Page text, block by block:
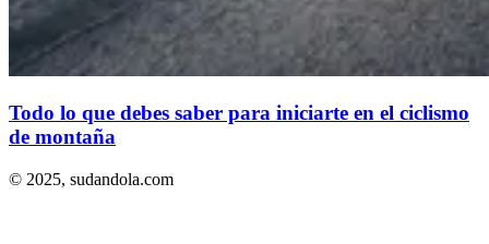
Todo lo que debes saber para iniciarte en el ciclismo
de montaña
© 2025, sudandola.com